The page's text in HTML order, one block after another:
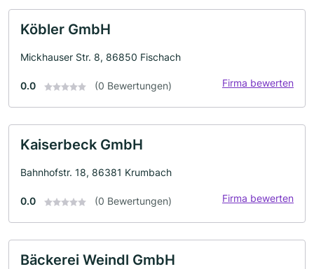
Köbler GmbH
Mickhauser Str. 8, 86850 Fischach
0.0 (0 Bewertungen) Firma bewerten
Kaiserbeck GmbH
Bahnhofstr. 18, 86381 Krumbach
0.0 (0 Bewertungen) Firma bewerten
Bäckerei Weindl GmbH